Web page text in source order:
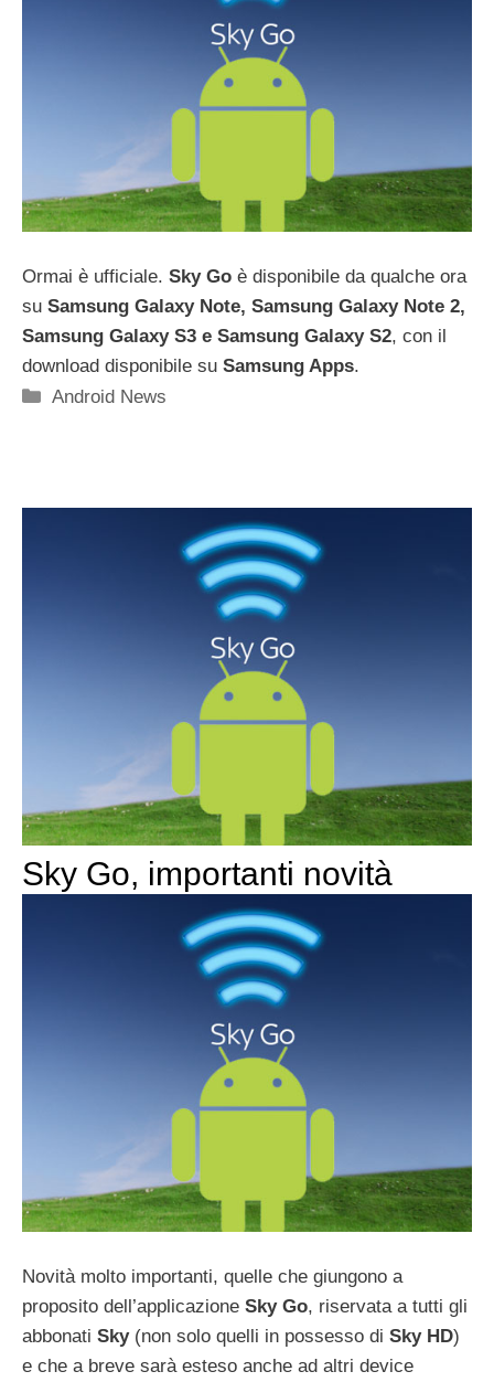
Ormai è ufficiale. Sky Go è disponibile da qualche ora
su Samsung Galaxy Note, Samsung Galaxy Note 2,
Samsung Galaxy S3 e Samsung Galaxy S2, con il
download disponibile su Samsung Apps.
Categorie
Android News
Sky Go, importanti novità
Novità molto importanti, quelle che giungono a
proposito dell’applicazione Sky Go, riservata a tutti gli
abbonati Sky(non solo quelli in possesso di Sky HD)
e che a breve sarà esteso anche ad altri device